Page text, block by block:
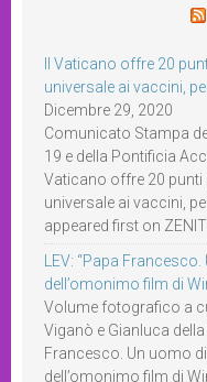
Il Vaticano offre 20
universale ai vaccini,
Dicembre 29, 2020
Comunicato Stampa
19 e della Pontificia
Vaticano offre 20
universale ai vaccini,
appeared first on ZENIT
LEV: “Papa
dell’omonimo film di
Volume fotografico a
Viganò e Gianluca
Francesco. Un uomo
dell’omonimo film di